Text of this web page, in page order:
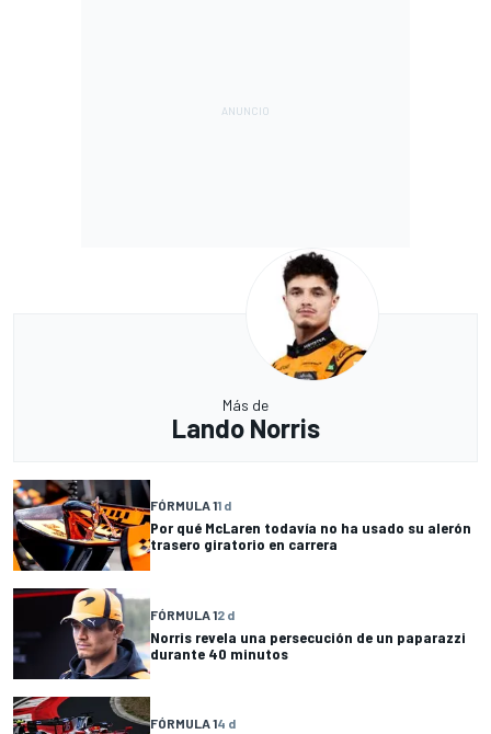
Más de
Lando Norris
FÓRMULA 11 d
Por qué McLaren todavía no ha usado su alerón
trasero giratorio en carrera
FÓRMULA 12 d
Norris revela una persecución de un paparazzi
durante 40 minutos
FÓRMULA 14 d